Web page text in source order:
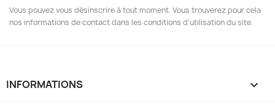
Vous pouvez vous désinscrire à tout moment. Vous trouverez pour cela
nos informations de contact dans les conditions d'utilisation du site.
INFORMATIONS keyboard_arrow_down